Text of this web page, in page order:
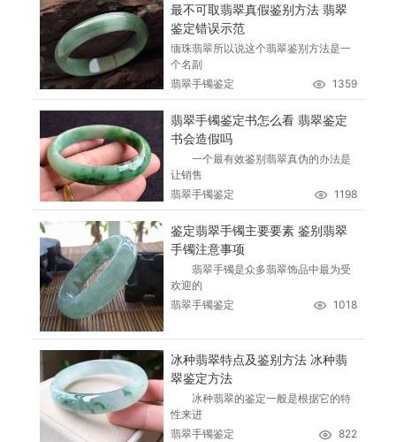
最不可取翡翠真假鉴别方法 翡翠
鉴定错误示范
缅珠翡翠所以说这个翡翠鉴别方法是一
个名副
翡翠手镯鉴定
1359
翡翠手镯鉴定书怎么看 翡翠鉴定
书会造假吗
一个最有效鉴别翡翠真伪的办法是
让销售
翡翠手镯鉴定
1198
鉴定翡翠手镯主要要素 鉴别翡翠
手镯注意事项
翡翠手镯是众多翡翠饰品中最为受
欢迎的
翡翠手镯鉴定
1018
冰种翡翠特点及鉴别方法 冰种翡
翠鉴定方法
冰种翡翠的鉴定一般是根据它的特
性来进
翡翠手镯鉴定
822